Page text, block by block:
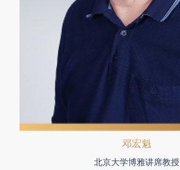
邓宏魁
北京大学博雅讲席教授